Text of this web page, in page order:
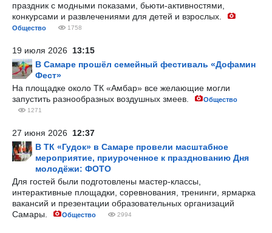
праздник с модными показами, бьюти-активностями,
конкурсами и развлечениями для детей и взрослых.
Общество 1758
19 июля 2026 13:15
В Самаре прошёл семейный фестиваль «Дофамин
Фест»
На площадке около ТК «Амбар» все желающие могли
запустить разнообразных воздушных змеев.
Общество
1271
27 июня 2026 12:37
В ТК «Гудок» в Самаре провели масштабное
мероприятие, приуроченное к празднованию Дня
молодёжи: ФОТО
Для гостей были подготовлены мастер-классы,
интерактивные площадки, соревнования, тренинги, ярмарка
вакансий и презентации образовательных организаций
Самары.
Общество 2994